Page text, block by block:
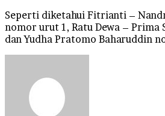
Seperti diketahui Fitrianti –
nomor urut 1, Ratu Dewa – Prima
dan Yudha Pratomo Baharuddin